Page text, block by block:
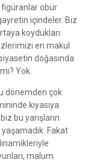
öbür
içindeler. Biz
koydukları
en makul
doğasında
Yok.
dönemden çok
kıyasıya
bu yarışların
yaşamadık. Fakat
malum